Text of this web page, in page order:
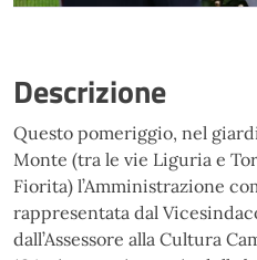
Descrizione
Questo pomeriggio, nel
Monte (tra le vie Liguria e
Fiorita) l’Amministrazione
rappresentata dal
dall’Assessore alla Cultura